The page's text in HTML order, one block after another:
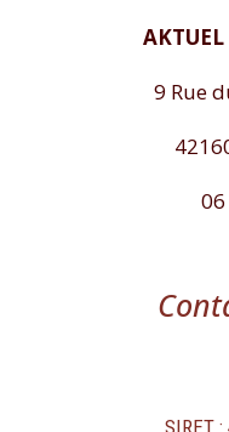
9 Rue
SIRET